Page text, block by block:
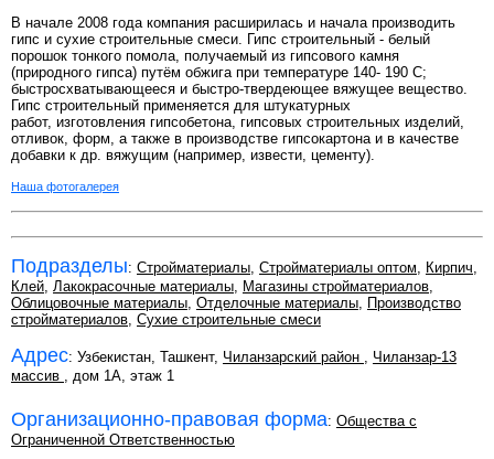
В начале 2008 года компания расширилась и начала производить
гипс и сухие строительные смеси. Гипс строительный - белый
порошок тонкого помола, получаемый из гипсового камня
(природного гипса) путём обжига при температуре 140- 190 С;
быстросхватывающееся и быстро-твердеющее вяжущее вещество.
Гипс строительный применяется для штукатурных
работ, изготовления гипсобетона, гипсовых строительных изделий,
отливок, форм, а также в производстве гипсокартона и в качестве
добавки к др. вяжущим (например, извести, цементу).
Наша фотогалерея
Подразделы: Стройматериалы, Стройматериалы оптом, Кирпич,
Клей, Лакокрасочные материалы, Магазины стройматериалов,
Облицовочные материалы, Отделочные материалы, Производство
стройматериалов, Сухие строительные смеси
Адрес: Узбекистан, Ташкент, Чиланзарский район , Чиланзар-13
массив , дом 1А, этаж 1
Организационно-правовая форма: Общества с
Ограниченной Ответственностью